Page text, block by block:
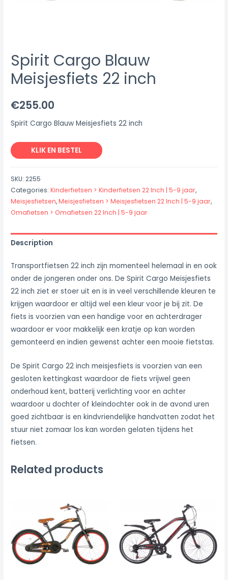
Spirit Cargo Blauw
Meisjesfiets 22 inch
€255.00
Spirit Cargo Blauw Meisjesfiets 22 inch
KLIK EN BESTEL
SKU:2255
Categories:Kinderfietsen > Kinderfietsen 22 Inch | 5-9 jaar,
Meisjesfietsen,Meisjesfietsen > Meisjesfietsen 22 Inch | 5-9 jaar,
Omafietsen > Omafietsen 22 Inch | 5-9 jaar
Description
Transportfietsen 22 inch zijn momenteel helemaal in en ook
onder de jongeren onder ons. De Spirit Cargo Meisjesfiets
22 inch ziet er stoer uit en is in veel verschillende kleuren te
krijgen waardoor er altijd wel een kleur voor je bij zit. De
fiets is voorzien van een handige voor en achterdrager
waardoor er voor makkelijk een kratje op kan worden
gemonteerd en indien gewenst achter een mooie fietstas.
De Spirit Cargo 22 inch meisjesfiets is voorzien van een
gesloten kettingkast waardoor de fiets vrijwel geen
onderhoud kent, batterij verlichting voor en achter
waardoor u dochter of kleindochter ook in de avond uren
goed zichtbaar is en kindvriendelijke handvatten zodat het
stuur niet zomaar los kan worden gelaten tijdens het
fietsen.
Related products